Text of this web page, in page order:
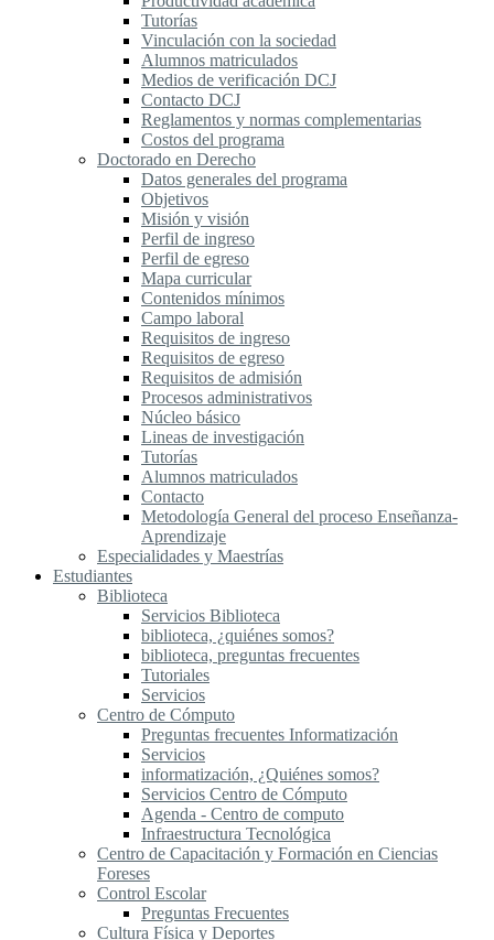
Tutorías
Vinculación con la sociedad
Alumnos matriculados
Medios de verificación DCJ
Contacto DCJ
Reglamentos y normas complementarias
Costos del programa
Doctorado en Derecho
Datos generales del programa
Objetivos
Misión y visión
Perfil de ingreso
Perfil de egreso
Mapa curricular
Contenidos mínimos
Campo laboral
Requisitos de ingreso
Requisitos de egreso
Requisitos de admisión
Procesos administrativos
Núcleo básico
Lineas de investigación
Tutorías
Alumnos matriculados
Contacto
Metodología General del proceso Enseñanza-
Aprendizaje
Especialidades y Maestrías
Estudiantes
Biblioteca
Servicios Biblioteca
biblioteca, ¿quiénes somos?
biblioteca, preguntas frecuentes
Tutoriales
Servicios
Centro de Cómputo
Preguntas frecuentes Informatización
Servicios
informatización, ¿Quiénes somos?
Servicios Centro de Cómputo
Agenda - Centro de computo
Infraestructura Tecnológica
Centro de Capacitación y Formación en Ciencias
Foreses
Control Escolar
Preguntas Frecuentes
Cultura Física y Deportes